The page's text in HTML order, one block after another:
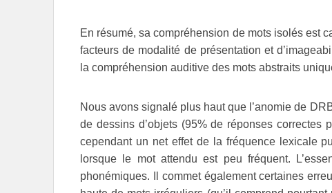
En résumé, sa compréhension de mots isolés est
facteurs de modalité de présentation et
la compréhension auditive des mots abstraits
Nous avons signalé plus haut que l’anomie de
de dessins d’objets (95% de réponses correctes
cependant un net effet de la fréquence lexicale
lorsque le mot attendu est peu fréquent.
phonémiques. Il commet également certaines